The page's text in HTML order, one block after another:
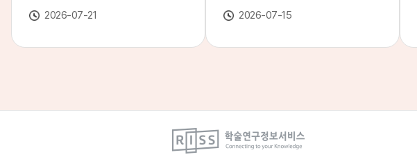
합니다.※ 서비스 점검 작업 일시 : 7월
24일(금) 19:00 ~ 7월 25일(토) 08:00
안 서비스가 일시 중지될 수 있으니, 이
2026-07-21
합니다.※ 서비스 점검 작업 일시 : 7월 21
일(화) 19:00 ~ 7월 22일(수) 08:00이
서비스가일시 중지될 수 있으니, 이 점 양
2026-07-15